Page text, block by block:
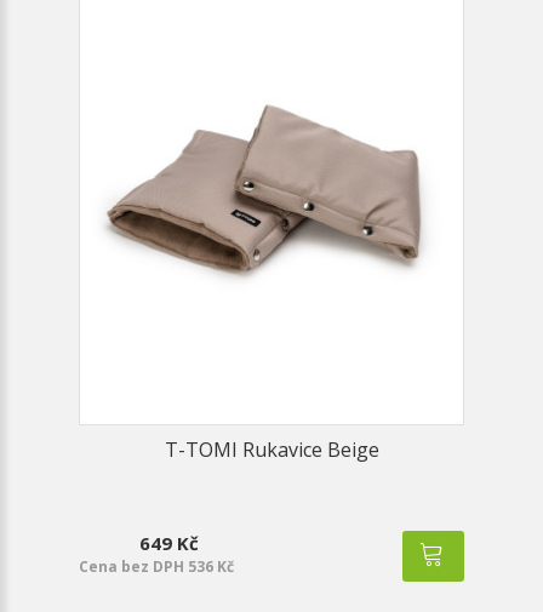
T-TOMI Rukavice Beige
649 Kč
Cena bez DPH 536 Kč